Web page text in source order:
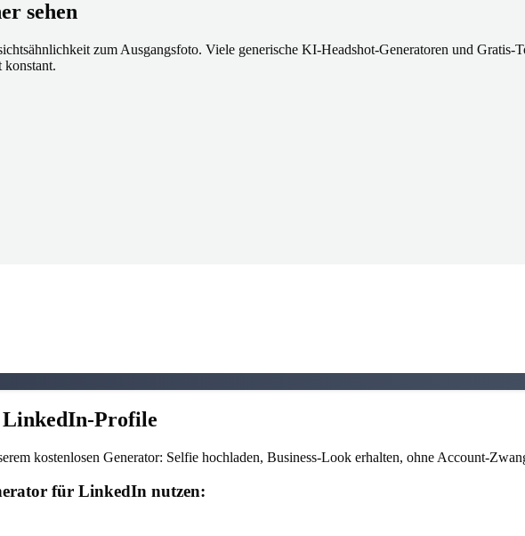
sehen
zum Ausgangsfoto. Viele generische KI-Headshot-Generatoren und
konstant.
LinkedIn-Profile
kostenlosen Generator: Selfie hochladen, Business-Look erhalten, ohne Account-
für LinkedIn nutzen: